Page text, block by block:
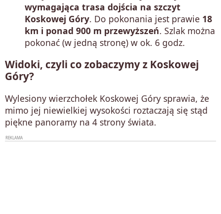
wymagająca trasa dojścia na szczyt
Koskowej Góry. Do pokonania jest prawie 18
km i ponad 900 m przewyższeń. Szlak można
pokonać (w jedną stronę) w ok. 6 godz.
Widoki, czyli co zobaczymy z Koskowej
Góry?
Wylesiony wierzchołek Koskowej Góry sprawia, że
mimo jej niewielkiej wysokości roztaczają się stąd
piękne panoramy na 4 strony świata.